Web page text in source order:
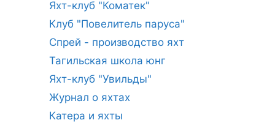
Яхт-клуб "Коматек"
Клуб "Повелитель паруса"
Спрей - производство яхт
Тагильская школа юнг
Яхт-клуб "Увильды"
Журнал о яхтах
Катера и яхты